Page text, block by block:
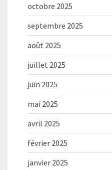
octobre 2025
septembre 2025
août 2025
juillet 2025
juin 2025
mai 2025
avril 2025
février 2025
janvier 2025